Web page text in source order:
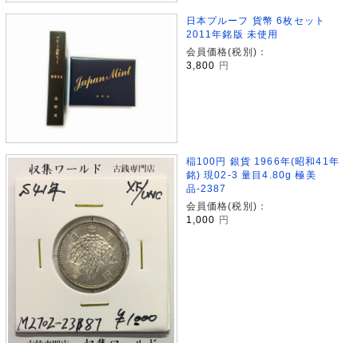
日本プルーフ 貨幣 6枚セット
2011年銘版 未使用
会員価格(税別)：
3,800 円
稲100円 銀貨 1966年(昭和41年
銘) 現02-3 量目4.80g 極美
品-2387
会員価格(税別)：
1,000
円